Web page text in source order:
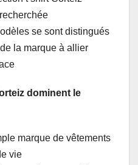
se sont distingués
la marque à allier
dominent le
marque de vêtements
vie